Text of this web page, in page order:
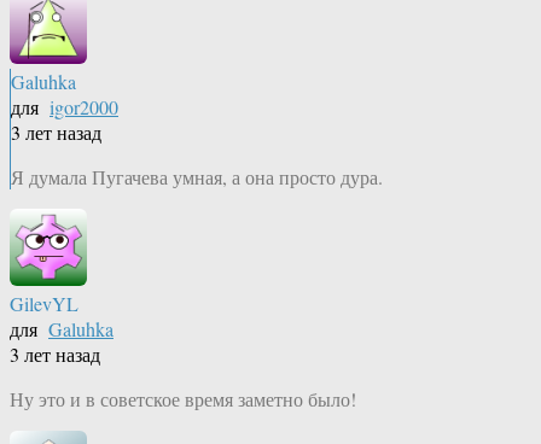
Galuhka
для igor2000
3 лет назад
Я думала Пугачева умная, а она просто дура.
GilevYL
для Galuhka
3 лет назад
Ну это и в советское время заметно было!